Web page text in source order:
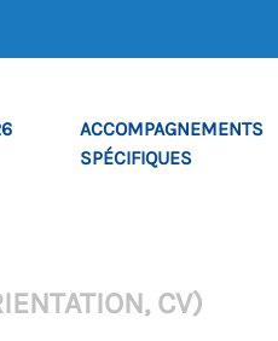
ACCOMPAGNEMENTS
SPÉCIFIQUES
CV)